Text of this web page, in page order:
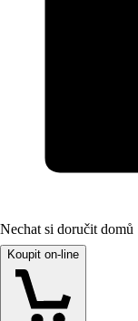
Nechat si doručit domů
Koupit on-line